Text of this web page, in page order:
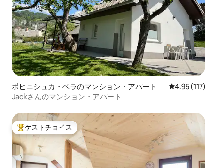
ボヒニシュカ・ベラのマンション・アパート レビュー117
4.95 (117)
Jackさんのマンション・アパート
大好評のゲストチョイスです。
ゲストチョイス